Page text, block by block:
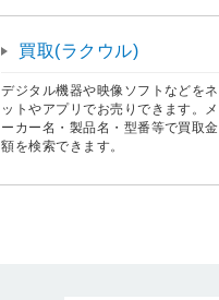
買取(ラクウル)
デジタル機器や映像ソフトなどをネ
ットやアプリでお売りできます。メ
ーカー名・製品名・型番等で買取金
額を検索できます。